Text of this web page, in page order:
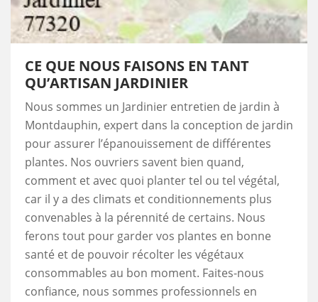
CE QUE NOUS FAISONS EN TANT
QU’ARTISAN JARDINIER
Nous sommes un Jardinier entretien de jardin à
Montdauphin, expert dans la conception de jardin
pour assurer l’épanouissement de différentes
plantes. Nos ouvriers savent bien quand,
comment et avec quoi planter tel ou tel végétal,
car il y a des climats et conditionnements plus
convenables à la pérennité de certains. Nous
ferons tout pour garder vos plantes en bonne
santé et de pouvoir récolter les végétaux
consommables au bon moment. Faites-nous
confiance, nous sommes professionnels en